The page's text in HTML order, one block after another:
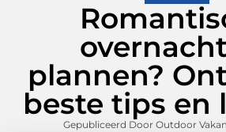
plannen?
beste tips en
Gepubliceerd Door Outdoor